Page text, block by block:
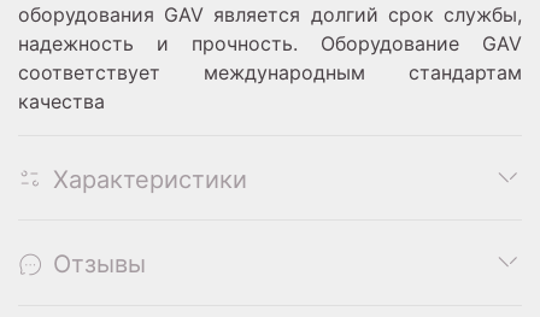
оборудования GAV является долгий срок службы,
надежность и прочность. Оборудование GAV
соответствует международным стандартам
качества
Характеристики
Отзывы